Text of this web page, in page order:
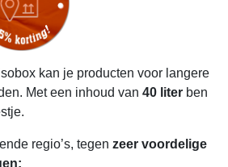
kan je producten voor langere
Met een inhoud van 40 liter ben
regio’s, tegen zeer voordelige